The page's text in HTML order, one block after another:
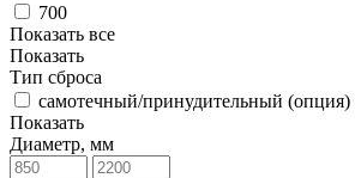
700
Показать все
Показать
Тип сброса
самотечный/принудительный (опция)
Показать
Диаметр, мм